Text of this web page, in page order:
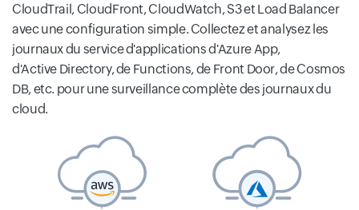
CloudTrail, CloudFront, CloudWatch, S3 et Load Balancer
avec une configuration simple. Collectez et analysez les
journaux du service d'applications d'Azure App,
d'Active Directory, de Functions, de Front Door, de Cosmos
DB, etc. pour une surveillance complète des journaux du
cloud.